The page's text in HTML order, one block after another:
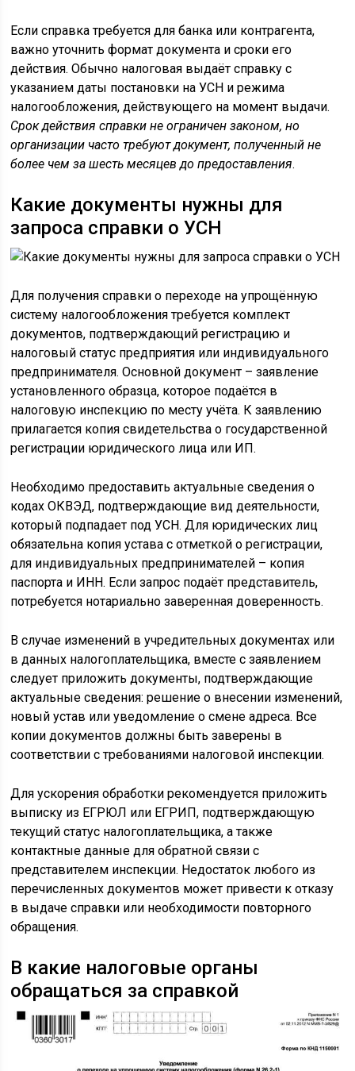
Если справка требуется для банка или контрагента,
важно уточнить формат документа и сроки его
действия. Обычно налоговая выдаёт справку с
указанием даты постановки на УСН и режима
налогообложения, действующего на момент выдачи.
Срок действия справки не ограничен законом, но
организации часто требуют документ, полученный не
более чем за шесть месяцев до предоставления.
Какие документы нужны для
запроса справки о УСН
Для получения справки о переходе на упрощённую
систему налогообложения требуется комплект
документов, подтверждающий регистрацию и
налоговый статус предприятия или индивидуального
предпринимателя. Основной документ – заявление
установленного образца, которое подаётся в
налоговую инспекцию по месту учёта. К заявлению
прилагается копия свидетельства о государственной
регистрации юридического лица или ИП.
Необходимо предоставить актуальные сведения о
кодах ОКВЭД, подтверждающие вид деятельности,
который подпадает под УСН. Для юридических лиц
обязательна копия устава с отметкой о регистрации,
для индивидуальных предпринимателей – копия
паспорта и ИНН. Если запрос подаёт представитель,
потребуется нотариально заверенная доверенность.
В случае изменений в учредительных документах или
в данных налогоплательщика, вместе с заявлением
следует приложить документы, подтверждающие
актуальные сведения: решение о внесении изменений,
новый устав или уведомление о смене адреса. Все
копии документов должны быть заверены в
соответствии с требованиями налоговой инспекции.
Для ускорения обработки рекомендуется приложить
выписку из ЕГРЮЛ или ЕГРИП, подтверждающую
текущий статус налогоплательщика, а также
контактные данные для обратной связи с
представителем инспекции. Недостаток любого из
перечисленных документов может привести к отказу
в выдаче справки или необходимости повторного
обращения.
В какие налоговые органы
обращаться за справкой